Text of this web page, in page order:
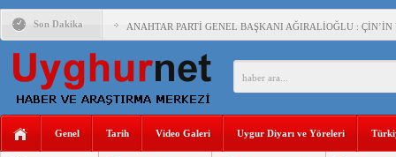
Son Dakika ANAHTAR PARTİ GENEL BAŞKANI AĞIRALİOĞLU :
ÇİN’İN DOĞU TÜRKİSTAN’DAKİ UYGULAMALARI
150 YILDIR KAYNAYAN YARAMIZ : ÇİN İŞGALİNDEKİ
ÇİN’İN UYGUR POLİTİKALARINI ÖVEN DİYANET
Genel Tarih Video Galeri Uygur Diyarı ve Yöreleri